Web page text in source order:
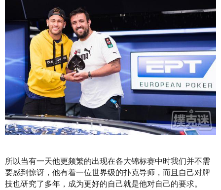
所以当有一天他更频繁的出现在各大锦标赛中时我们并不需
要感到惊讶，他有着一位世界级的扑克导师，而且自己对牌
技也研究了多年，成为更好的自己就是他对自己的要求。